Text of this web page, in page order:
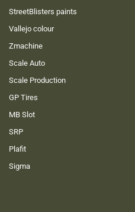
StreetBlisters paints
Vallejo colour
Zmachine
Scale Auto
Scale Production
GP Tires
MB Slot
SRP
Plafit
Sigma